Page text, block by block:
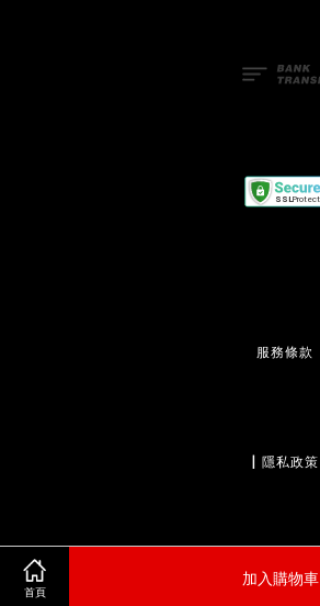
首頁
加入購物車
服務條款
隱私政策
                  |
退款政策